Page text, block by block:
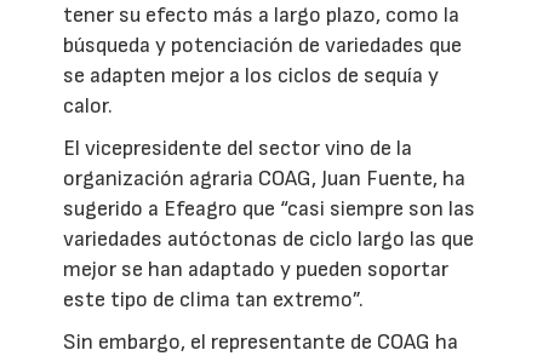
tener su efecto más a largo plazo, como la
búsqueda y potenciación de variedades que
se adapten mejor a los ciclos de sequía y
calor.
El vicepresidente del sector vino de la
organización agraria COAG, Juan Fuente, ha
sugerido a Efeagro que “casi siempre son las
variedades autóctonas de ciclo largo las que
mejor se han adaptado y pueden soportar
este tipo de clima tan extremo”.
Sin embargo, el representante de COAG ha